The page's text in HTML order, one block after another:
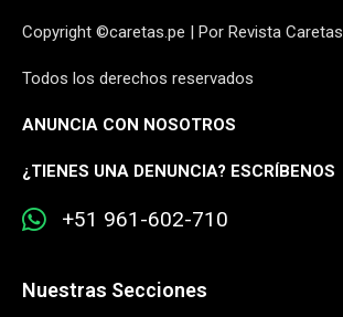
Copyright ©caretas.pe | Por Revista Caretas
Todos los derechos reservados
ANUNCIA CON NOSOTROS
¿TIENES UNA DENUNCIA? ESCRÍBENOS
+51 961-602-710
Nuestras Secciones